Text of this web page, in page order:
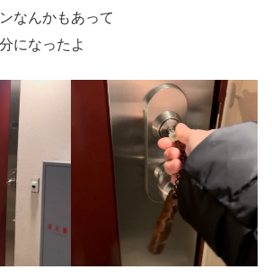
なんかもあって
になったよ